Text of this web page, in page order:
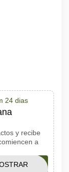
24 dias
y recibe
a